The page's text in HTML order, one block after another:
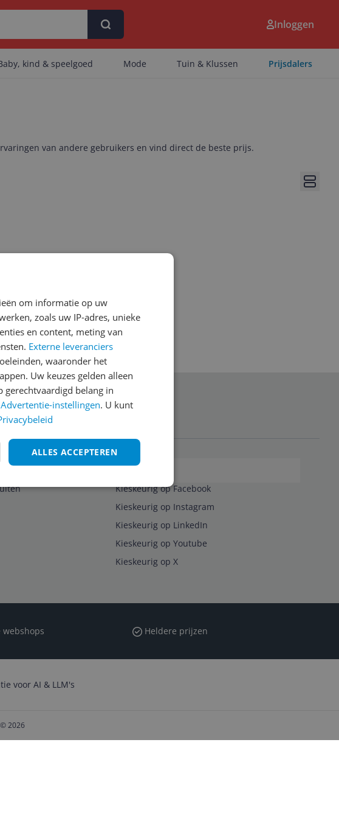
Inloggen
kind & speelgoed Mode Tuin & Klussen Prijsdalers
van andere gebruikers en vind direct de beste prijs.
Aanmelden
Kieskeurig op Facebook
Kieskeurig op Instagram
Kieskeurig op LinkedIn
Kieskeurig op Youtube
Kieskeurig op X
Heldere prijzen
voor AI & LLM's
2026
om informatie op uw
zoals uw IP-adres, unieke
en content, meting van
Externe leveranciers
waaronder het
Uw keuzes gelden alleen
gerechtvaardigd belang in
Advertentie-instellingen. U kunt
ALLES ACCEPTEREN